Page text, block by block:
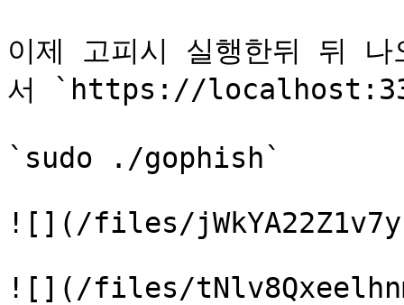
이제 고피시 실행한뒤 뒤 나
서 `https://
`sudo ./gophish`
![](/files/
![](/files/